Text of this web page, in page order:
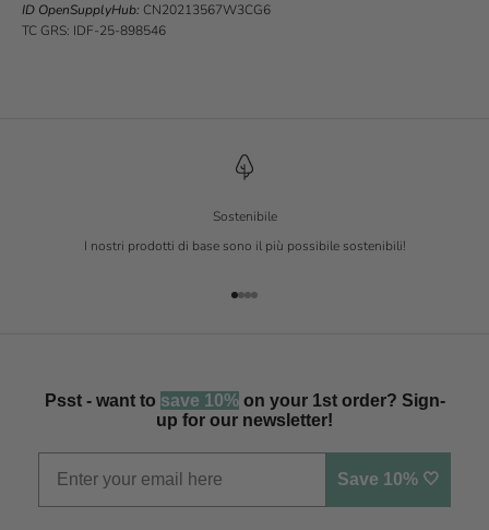
ID OpenSupplyHub: CN20213567W3CG6
TC GRS: IDF-25-898546
Sostenibile
I nostri prodotti di base sono il più possibile sostenibili!
Vai all'articolo 1
Vai all'articolo 2
Vai all'articolo 3
Vai all'articolo 4
Psst - want to save 10%on your 1st order? Sign-
up for our newsletter!
Save 10% 🤍